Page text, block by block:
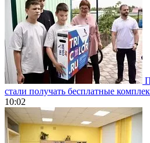
стали получать бесплатные
10:02